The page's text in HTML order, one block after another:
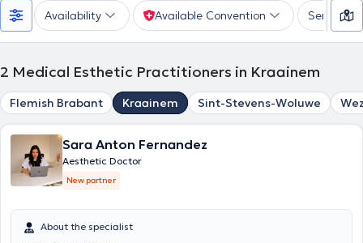
Availability Available Convention Services
2 Medical Esthetic Practitioners in Kraainem
Flemish Brabant Kraainem Sint-Stevens-Woluwe
Sara Anton Fernandez
Aesthetic Doctor
New partner
About the specialist